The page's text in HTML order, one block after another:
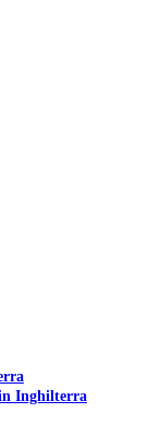
Inghilterra